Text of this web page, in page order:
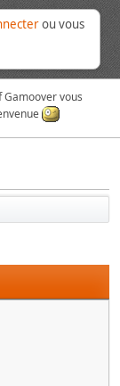
ou vous
Gamoover vous